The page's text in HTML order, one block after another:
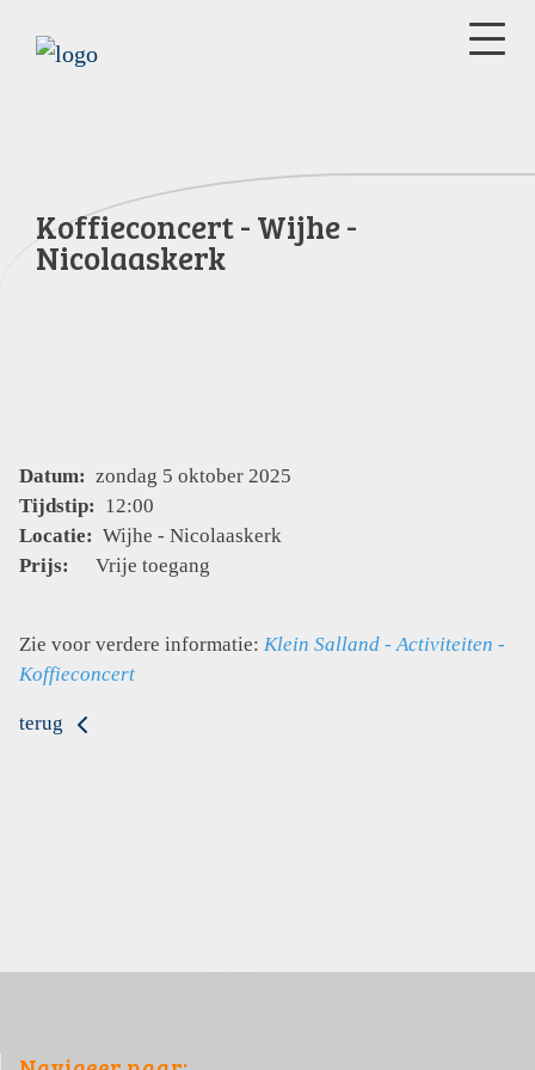
Koffieconcert - Wijhe -
Nicolaaskerk
Datum: zondag 5 oktober 2025
Tijdstip: 12:00
Locatie: Wijhe - Nicolaaskerk
Prijs:
Vrije toegang
Zie voor verdere informatie: Klein Salland - Activiteiten -
Koffieconcert
terug